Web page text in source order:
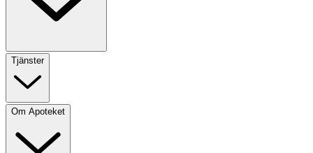
Tjänster
Om Apoteket